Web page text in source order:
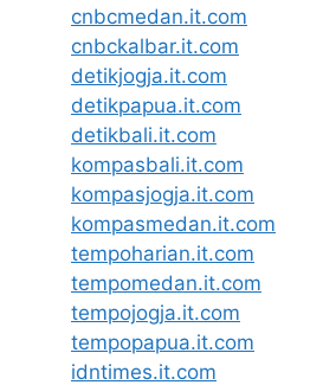
cnbcmedan.it.com
cnbckalbar.it.com
detikjogja.it.com
detikpapua.it.com
detikbali.it.com
kompasbali.it.com
kompasjogja.it.com
kompasmedan.it.com
tempoharian.it.com
tempomedan.it.com
tempojogja.it.com
tempopapua.it.com
idntimes.it.com